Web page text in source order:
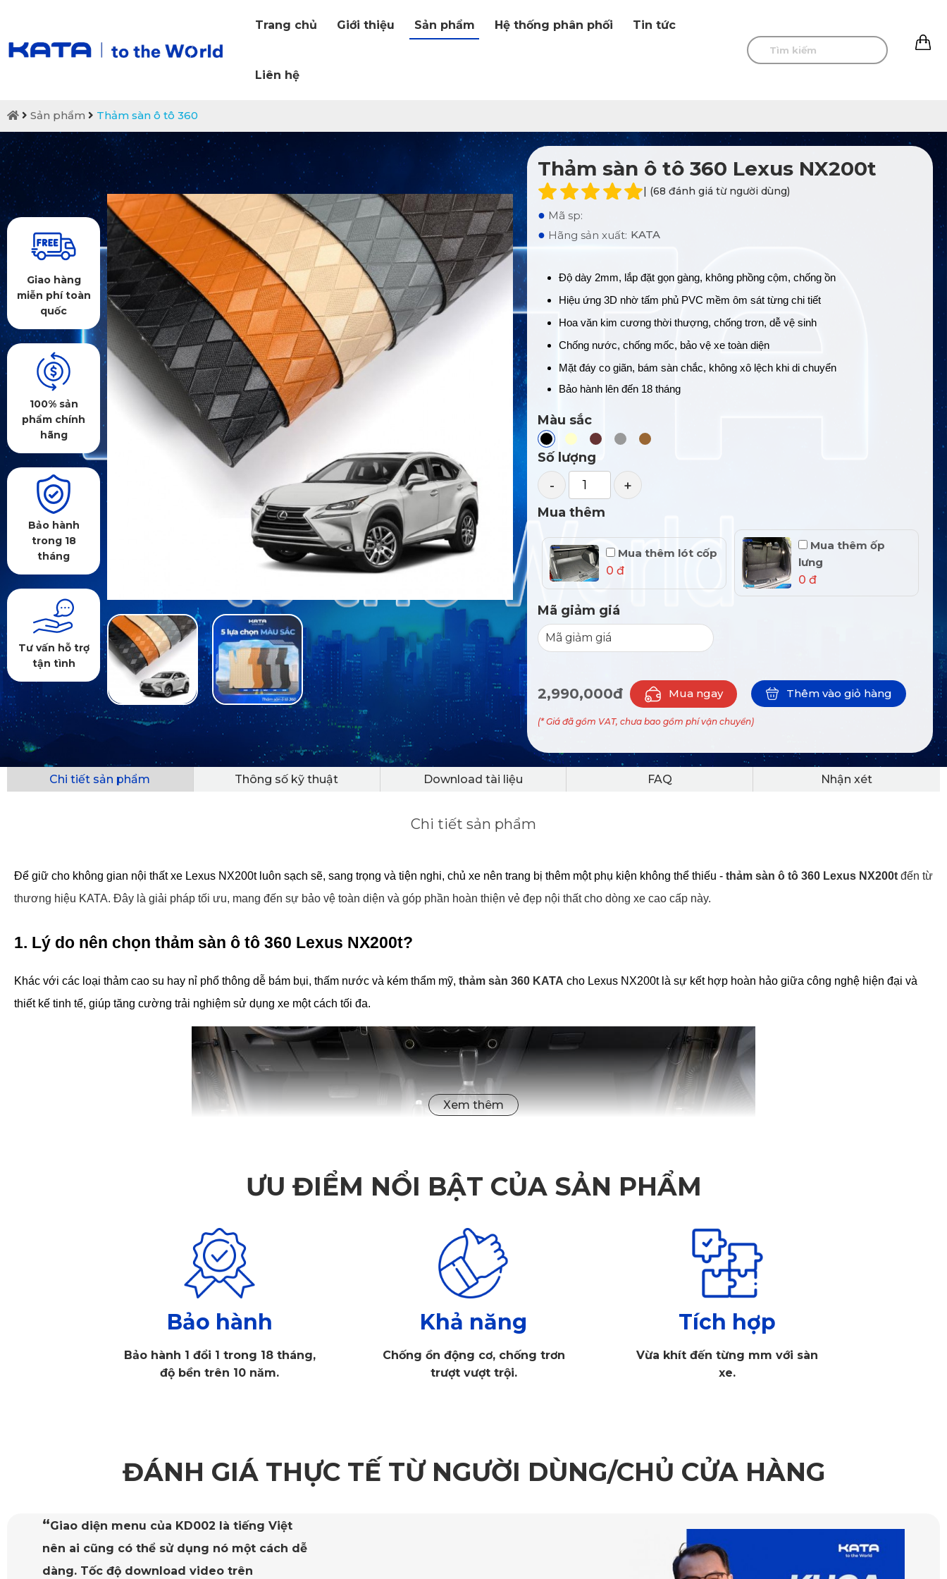
Trang chủ Giới thiệu Sản phẩm Hệ thống phân phối Tin tức
Liên hệ
Sản phẩm Thảm sàn ô tô 360
Giao hàng
miễn phí toàn
quốc
100% sản
phẩm chính
hãng
Bảo hành
trong 18
tháng
Tư vấn hỗ trợ
tận tình
Thảm sàn ô tô 360 Lexus NX200t
| (68 đánh giá từ người dùng)
● Mã sp:
● Hãng sản xuất: KATA
Độ dày 2mm, lắp đặt gọn gàng, không phồng cộm, chống ồn
Hiệu ứng 3D nhờ tấm phủ PVC mềm ôm sát từng chi tiết
Hoa văn kim cương thời thượng, chống trơn, dễ vệ sinh
Chống nước, chống mốc, bảo vệ xe toàn diện
Mặt đáy co giãn, bám sàn chắc, không xô lệch khi di chuyển
Bảo hành lên đến 18 tháng
Màu sắc
Số lượng
- +
Mua thêm
Mua thêm lót cốp
0 đ
Mua thêm ốp
lưng
0 đ
Mã giảm giá
2,990,000đ Mua ngay Thêm vào giỏ hàng
(* Giá đã gồm VAT, chưa bao gồm phí vận chuyển)
Chi tiết sản phẩm Thông số kỹ thuật Download tài liệu FAQ Nhận xét
Chi tiết sản phẩm
Để giữ cho không gian nội thất xe Lexus NX200t luôn sạch sẽ, sang trọng và tiện nghi, chủ xe nên trang bị thêm một phụ kiện không thể thiếu - thảm sàn ô tô 360 Lexus NX200t đến từ
thương hiệu KATA. Đây là giải pháp tối ưu, mang đến sự bảo vệ toàn diện và góp phần hoàn thiện vẻ đẹp nội thất cho dòng xe cao cấp này.
1. Lý do nên chọn thảm sàn ô tô 360 Lexus NX200t?
Khác với các loại thảm cao su hay nỉ phổ thông dễ bám bụi, thấm nước và kém thẩm mỹ, thảm sàn 360 KATA cho Lexus NX200t là sự kết hợp hoàn hảo giữa công nghệ hiện đại và
thiết kế tinh tế, giúp tăng cường trải nghiệm sử dụng xe một cách tối đa.
1.1. Thiết kế vừa vặn tuyệt đối với phiên bản Lexus NX200t
nhập của bụi bẩn, nước, đất cát hoặc thức ăn rơi vãi.
1.2. Thảm 360 dễ dàng vệ sinh, tiết kiệm thời gian
ƯU ĐIỂM NỔI BẬT CỦA SẢN PHẨM
Bảo hành
Bảo hành 1 đổi 1 trong 18 tháng,
độ bền trên 10 năm.
Khả năng
Chống ồn động cơ, chống trơn
trượt vượt trội.
Tích hợp
Vừa khít đến từng mm với sàn
xe.
ĐÁNH GIÁ THỰC TẾ TỪ NGƯỜI DÙNG/CHỦ CỬA HÀNG
“Giao diện menu của KD002 là tiếng Việt
nên ai cũng có thể sử dụng nó một cách dễ
dàng. Tốc độ download video trên